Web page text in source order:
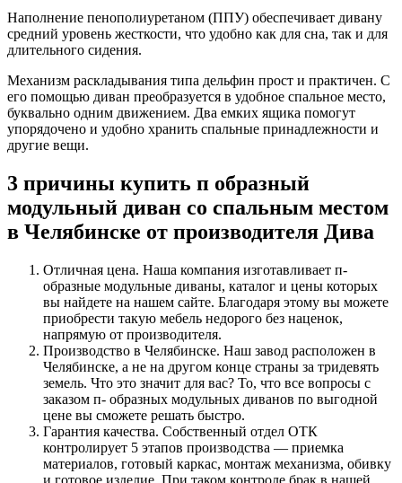
Наполнение пенополиуретаном (ППУ) обеспечивает дивану
средний уровень жесткости, что удобно как для сна, так и для
длительного сидения.
Механизм раскладывания типа дельфин прост и практичен. С
его помощью диван преобразуется в удобное спальное место,
буквально одним движением. Два емких ящика помогут
упорядочено и удобно хранить спальные принадлежности и
другие вещи.
3 причины купить п образный
модульный диван со спальным местом
в Челябинске от производителя Дива
Отличная цена. Наша компания изготавливает п-
образные модульные диваны, каталог и цены которых
вы найдете на нашем сайте. Благодаря этому вы можете
приобрести такую мебель недорого без наценок,
напрямую от производителя.
Производство в Челябинске. Наш завод расположен в
Челябинске, а не на другом конце страны за тридевять
земель. Что это значит для вас? То, что все вопросы с
заказом п- образных модульных диванов по выгодной
цене вы сможете решать быстро.
Гарантия качества. Собственный отдел ОТК
контролирует 5 этапов производства — приемка
материалов, готовый каркас, монтаж механизма, обивку
и готовое изделие. При таком контроле брак в нашей